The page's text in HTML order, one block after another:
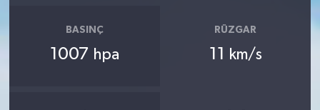
BASINÇ
1007 hpa
RÜZGAR
11 km/s